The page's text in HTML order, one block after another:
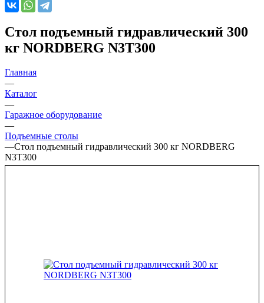
Стол подъемный гидравлический 300
кг NORDBERG N3T300
Главная
—
Каталог
—
Гаражное оборудование
—
Подъемные столы
—Стол подъемный гидравлический 300 кг NORDBERG
N3T300